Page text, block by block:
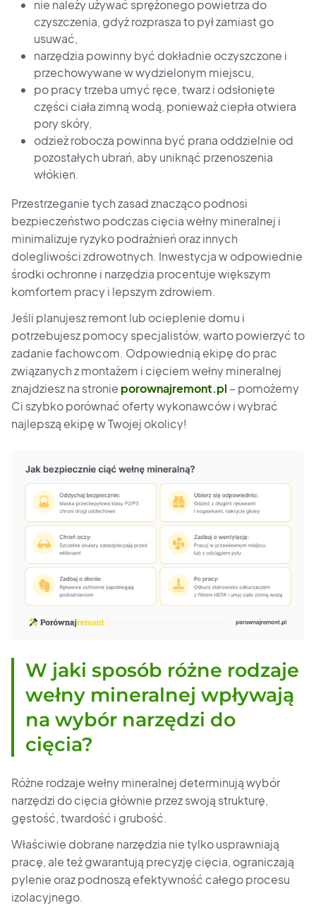
nie należy używać sprężonego powietrza do
czyszczenia, gdyż rozprasza to pył zamiast go
usuwać,
narzędzia powinny być dokładnie oczyszczone i
przechowywane w wydzielonym miejscu,
po pracy trzeba umyć ręce, twarz i odsłonięte
części ciała zimną wodą, ponieważ ciepła otwiera
pory skóry,
odzież robocza powinna być prana oddzielnie od
pozostałych ubrań, aby uniknąć przenoszenia
włókien.
Przestrzeganie tych zasad znacząco podnosi
bezpieczeństwo podczas cięcia wełny mineralnej i
minimalizuje ryzyko podrażnień oraz innych
dolegliwości zdrowotnych. Inwestycja w odpowiednie
środki ochronne i narzędzia procentuje większym
komfortem pracy i lepszym zdrowiem.
Jeśli planujesz remont lub ocieplenie domu i
potrzebujesz pomocy specjalistów, warto powierzyć to
zadanie fachowcom. Odpowiednią ekipę do prac
związanych z montażem i cięciem wełny mineralnej
znajdziesz na stronie porownajremont.pl – pomożemy
Ci szybko porównać oferty wykonawców i wybrać
najlepszą ekipę w Twojej okolicy!
W jaki sposób różne rodzaje
wełny mineralnej wpływają
na wybór narzędzi do
cięcia?
Różne rodzaje wełny mineralnej determinują wybór
narzędzi do cięcia głównie przez swoją strukturę,
gęstość, twardość i grubość.
Właściwie dobrane narzędzia nie tylko usprawniają
pracę, ale też gwarantują precyzję cięcia, ograniczają
pylenie oraz podnoszą efektywność całego procesu
izolacyjnego.